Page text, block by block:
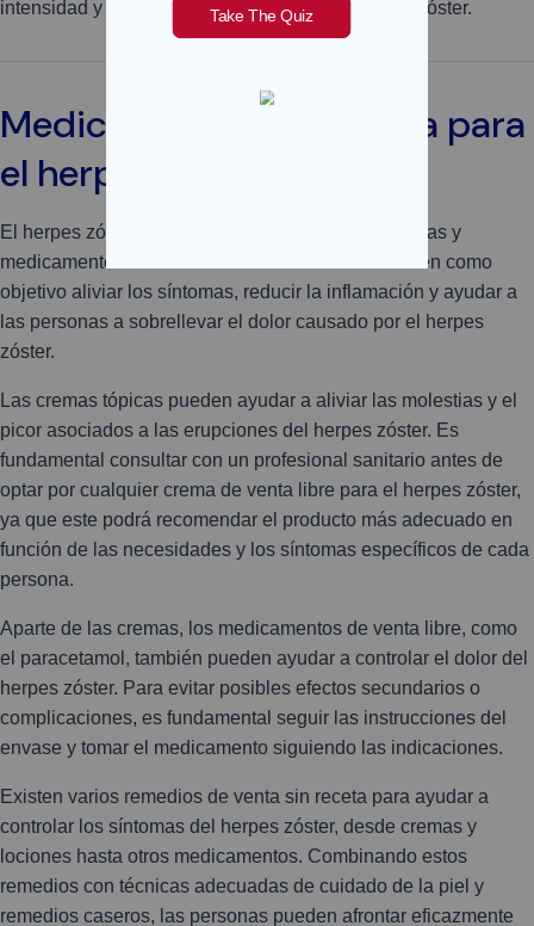
intensidad y duración de los síntomas del herpes zóster.
Medicamentos sin receta para
el herpes zóster
El herpes zóster se puede tratar con diversas cremas y
medicamentos de venta libre. Estos remedios tienen como
objetivo aliviar los síntomas, reducir la inflamación y ayudar a
las personas a sobrellevar el dolor causado por el herpes
zóster.
Las cremas tópicas pueden ayudar a aliviar las molestias y el
picor asociados a las erupciones del herpes zóster. Es
fundamental consultar con un profesional sanitario antes de
optar por cualquier crema de venta libre para el herpes zóster,
ya que este podrá recomendar el producto más adecuado en
función de las necesidades y los síntomas específicos de cada
persona.
Aparte de las cremas, los medicamentos de venta libre, como
el paracetamol, también pueden ayudar a controlar el dolor del
herpes zóster. Para evitar posibles efectos secundarios o
complicaciones, es fundamental seguir las instrucciones del
envase y tomar el medicamento siguiendo las indicaciones.
Existen varios remedios de venta sin receta para ayudar a
controlar los síntomas del herpes zóster, desde cremas y
lociones hasta otros medicamentos. Combinando estos
remedios con técnicas adecuadas de cuidado de la piel y
remedios caseros, las personas pueden afrontar eficazmente